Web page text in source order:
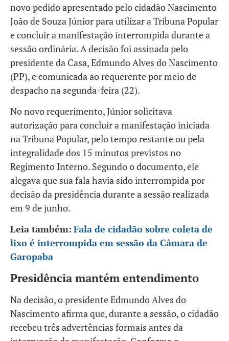
novo pedido apresentado pelo cidadão Nascimento
João de Souza Júnior para utilizar a Tribuna Popular
e concluir a manifestação interrompida durante a
sessão ordinária. A decisão foi assinada pelo
presidente da Casa, Edmundo Alves do Nascimento
(PP), e comunicada ao requerente por meio de
despacho na segunda-feira (22).
No novo requerimento, Júnior solicitava
autorização para concluir a manifestação iniciada
na Tribuna Popular, pelo tempo restante ou pela
integralidade dos 15 minutos previstos no
Regimento Interno. Segundo o documento, ele
alegava que sua fala havia sido interrompida por
decisão da presidência durante a sessão realizada
em 9 de junho.
Leia também: Fala de cidadão sobre coleta de
lixo é interrompida em sessão da Câmara de
Garopaba
Presidência mantém entendimento
Na decisão, o presidente Edmundo Alves do
Nascimento afirma que, durante a sessão, o cidadão
recebeu três advertências formais antes da